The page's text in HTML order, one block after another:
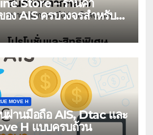
Store – ร้านค้า
ง AIS ครบวงจรสำหรับ
นและบริการดิจิทัล
MOVE H
ผ่านมือถือ AIS, Dtac และ
H แบบครบถ้วน